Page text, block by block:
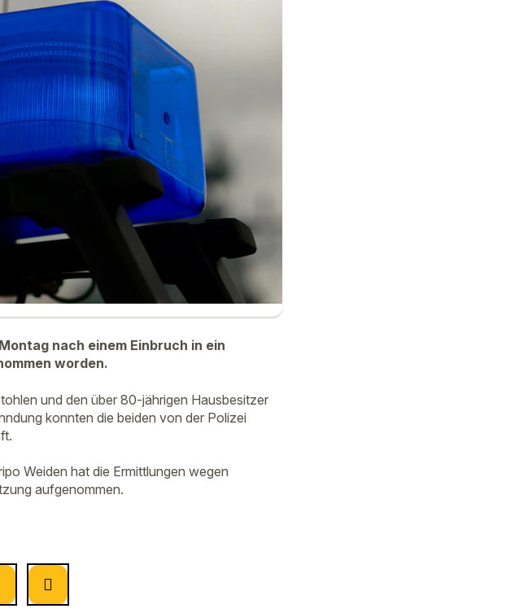
nach einem Einbruch in ein
worden.
und den über 80-jährigen Hausbesitzer
konnten die beiden von der Polizei
Weiden hat die Ermittlungen wegen
aufgenommen.